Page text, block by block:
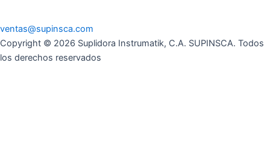
ventas@supinsca.com
Copyright © 2026 Suplidora Instrumatik, C.A. SUPINSCA. Todos
los derechos reservados